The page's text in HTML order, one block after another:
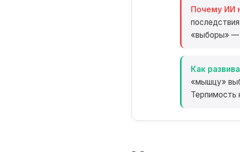
Почему ИИ
«выборы» —
Как
«мышцу»
Терпимость